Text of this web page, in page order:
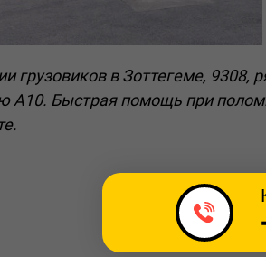
грузовиков в Зоттегеме, 9308,
A10. Быстрая помощь при